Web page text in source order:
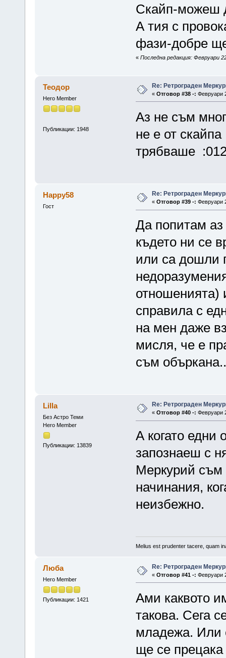
Скайп-можеш
А тия с
фази-добре
« Последна редакция: Февруари
Теодор
Hero Member
Публикации: 1948
Re: Ретрограден
« Отговор #38 -: Февруари
Аз не съм
не е от скайпа
трябваше
Happy58
Гост
Re: Ретрограден
« Отговор #39 -: Февруари
Да попитам
където ни се
или са дошли
отношенията)
справила с
на мен даже
мисля, че е
съм
Lilla
Без Астро Теми
Hero Member
Публикации: 13839
Re: Ретрограден
« Отговор #40 -: Февруари
А когато едни
запознаеш с
Меркурий съм
начинания,
неизбежно.
Melius est prudenter tacere, quam
Люба
Hero Member
Публикации: 1421
Re: Ретрограден
« Отговор #41 -: Февруари
Ами каквото
такова. Сега
младежа. Или
ще се